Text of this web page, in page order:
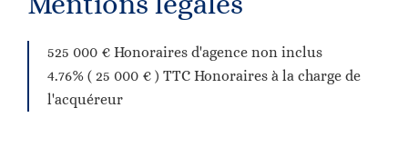
525 000 € Honoraires d'agence non inclus
4.76% ( 25 000 € ) TTC Honoraires à la charge de
l'acquéreur